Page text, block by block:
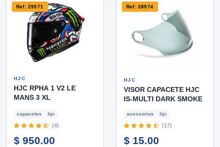
Ref: 29571
HJC
HJC RPHA 1 V2 LE
MANS 3 XL
capacetes hjc
(4)
$ 950.00
Ref: 28974
HJC
VISOR CAPACETE HJC
IS-MULTI DARK SMOKE
acessorios hjc
(17)
$ 15.00